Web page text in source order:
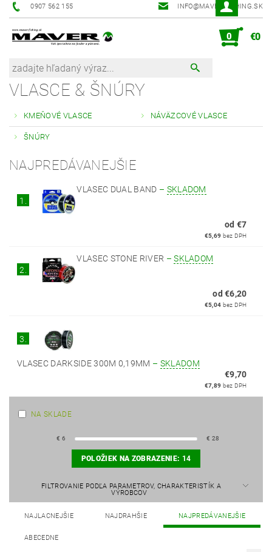
0907 562 155 INFO@MAVER-FISHING.SK
0 €0
VLASCE & ŠNÚRY
KMEŇOVÉ VLASCE NÁVÄZCOVÉ VLASCE
ŠNÚRY
NAJPREDÁVANEJŠIE
1.
VLASEC DUAL BAND – SKLADOM
od €7
€5,69 bez DPH
2.
VLASEC STONE RIVER –SKLADOM
od €6,20
€5,04 bez DPH
3.
VLASEC DARKSIDE 300M 0,19MM – SKLADOM
€9,70
€7,89 bez DPH
NA SKLADE
€ 6 € 28
POLOŽIEK NA ZOBRAZENIE: 14
FILTROVANIE PODĽA PARAMETROV, CHARAKTERISTÍK A
VÝROBCOV
NAJLACNEJŠIE NAJDRAHŠIE NAJPREDÁVANEJŠIE
ABECEDNE